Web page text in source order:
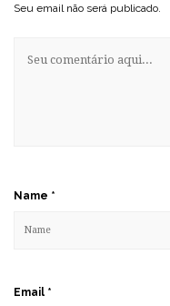
Seu email não será publicado.
Name *
Email *